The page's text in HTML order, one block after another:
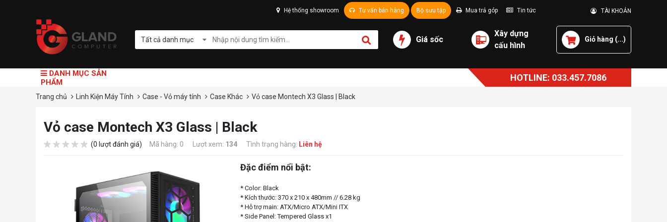
Hệ thống showroom Tư vấn bán hàng Bộ sưu tập Mua trả góp Tin tức TÀI KHOẢN
Tất cả danh mục Giá sốc
Xây dựng
cấu hình
Giỏ hàng (...)
DANH MỤC SẢN
PHẨM
HOTLINE: 033.457.7086
Trang chủ Linh Kiện Máy Tính Case - Vỏ máy tính Case Khác Vỏ case Montech X3 Glass | Black
Vỏ case Montech X3 Glass | Black
(0 lượt đánh giá) Mã hàng: 0 Lượt xem: 134 Tình trạng hàng: Liên hệ
Đặc điểm nổi bật:
* Color: Black
* Kích thước: 370 x 210 x 480mm // 6.28 kg
* Hỗ trợ main: ATX/Micro ATX/Mini ITX
* Side Panel: Tempered Glass x1